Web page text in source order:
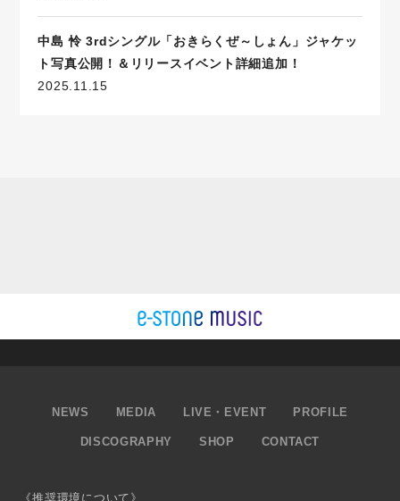
中島 怜 3rdシングル「おきらくぜ～しょん」ジャケッ
ト写真公開！＆リリースイベント詳細追加！
2025.11.15
NEWS MEDIA LIVE・EVENT PROFILE
DISCOGRAPHY SHOP CONTACT
《推奨環境について》